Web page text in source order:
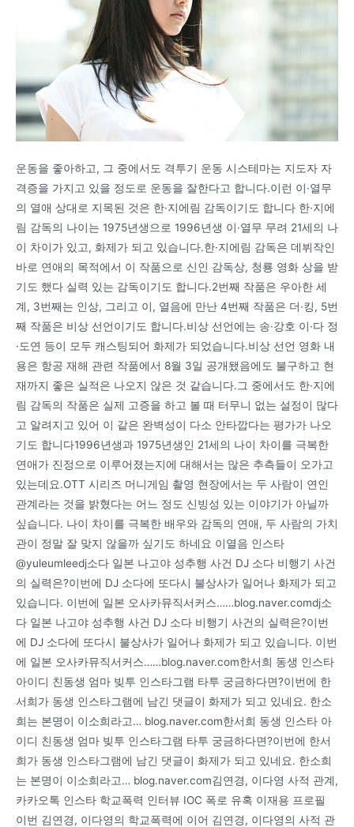
운동을 좋아하고, 그 중에서도 격투기 운동 시스테마는 지도자 자
격증을 가지고 있을 정도로 운동을 잘한다고 합니다.이런 이·열무
의 열애 상대로 지목된 것은 한·지에림 감독이기도 합니다 한·지에
림 감독의 나이는 1975년생으로 1996년생 이·열무 무려 21세의 나
이 차이가 있고, 화제가 되고 있습니다.한·지에림 감독은 데뷔작인
바로 연애의 목적에서 이 작품으로 신인 감독상, 청룡 영화 상을 받
기도 했다 실력 있는 감독이기도 합니다.2번째 작품은 우아한 세
계, 3번째는 인상, 그리고 이, 열음에 만난 4번째 작품은 더·킹, 5번
째 작품은 비상 선언이기도 합니다.비상 선언에는 송·강호 이·다 정
·도연 등이 모두 캐스팅되어 화제가 되었습니다.비상 선언 영화 내
용은 항공 재해 관련 작품에서 8월 3일 공개됐음에도 불구하고 현
재까지 좋은 실적은 나오지 않은 것 같습니다.그 중에서도 한·지에
림 감독의 작품은 실제 고증을 하고 볼 때 터무니 없는 설정이 많다
고 알려지고 있어 이 같은 완벽성이 다소 안타깝다는 평가가 나오
기도 합니다1996년생과 1975년생인 21세의 나이 차이를 극복한
연애가 진정으로 이루어졌는지에 대해서는 많은 추측들이 오가고
있는데요.OTT 시리즈 머니게임 촬영 현장에서는 두 사람이 연인
관계라는 것을 밝혔다는 어느 정도 신빙성 있는 이야기가 아닐까
싶습니다. 나이 차이를 극복한 배우와 감독의 연애, 두 사람의 가치
관이 정말 잘 맞지 않을까 싶기도 하네요 이열음 인스타
@yuleumleedj소다 일본 나고야 성추행 사건 DJ 소다 비행기 사건
의 실력은?이번에 DJ 소다에 또다시 불상사가 일어나 화제가 되고
있습니다. 이번에 일본 오사카뮤직서커스……blog.naver.comdj소
다 일본 나고야 성추행 사건 DJ 소다 비행기 사건의 실력은?이번
에 DJ 소다에 또다시 불상사가 일어나 화제가 되고 있습니다. 이번
에 일본 오사카뮤직서커스……blog.naver.com한서희 동생 인스타
아이디 친동생 엄마 빚투 인스타그램 타투 궁금하다면?이번에 한
서희가 동생 인스타그램에 남긴 댓글이 화제가 되고 있네요. 한소
희는 본명이 이소희라고… blog.naver.com한서희 동생 인스타 아
이디 친동생 엄마 빚투 인스타그램 타투 궁금하다면?이번에 한서
희가 동생 인스타그램에 남긴 댓글이 화제가 되고 있네요. 한소희
는 본명이 이소희라고… blog.naver.com김연경, 이다영 사적 관계,
카카오톡 인스타 학교폭력 인터뷰 IOC 폭로 유혹 이재용 프로필
이번 김연경, 이다영의 학교폭력에 이어 김연경, 이다영의 사적 관